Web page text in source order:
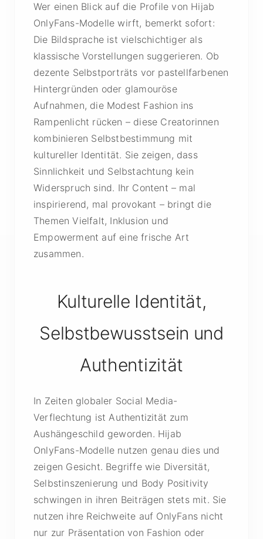
Wer einen Blick auf die Profile von Hijab
OnlyFans-Modelle wirft, bemerkt sofort:
Die Bildsprache ist vielschichtiger als
klassische Vorstellungen suggerieren. Ob
dezente Selbstporträts vor pastellfarbenen
Hintergründen oder glamouröse
Aufnahmen, die Modest Fashion ins
Rampenlicht rücken – diese Creatorinnen
kombinieren Selbstbestimmung mit
kultureller Identität. Sie zeigen, dass
Sinnlichkeit und Selbstachtung kein
Widerspruch sind. Ihr Content – mal
inspirierend, mal provokant – bringt die
Themen Vielfalt, Inklusion und
Empowerment auf eine frische Art
zusammen.
Kulturelle Identität,
Selbstbewusstsein und
Authentizität
In Zeiten globaler Social Media-
Verflechtung ist Authentizität zum
Aushängeschild geworden. Hijab
OnlyFans-Modelle nutzen genau dies und
zeigen Gesicht. Begriffe wie Diversität,
Selbstinszenierung und Body Positivity
schwingen in ihren Beiträgen stets mit. Sie
nutzen ihre Reichweite auf OnlyFans nicht
nur zur Präsentation von Fashion oder